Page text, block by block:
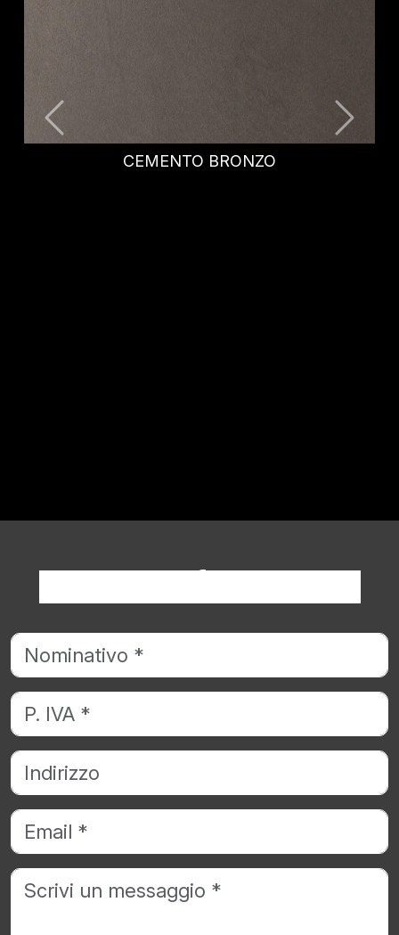
Richiedi informazioni